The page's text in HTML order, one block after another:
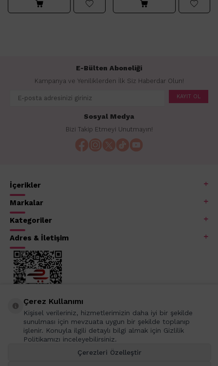
E-Bülten Aboneliği
Kampanya ve Yeniliklerden İlk Siz Haberdar Olun!
KAYIT OL
Sosyal Medya
Bizi Takip Etmeyi Unutmayın!
İçerikler
Markalar
Kategoriler
Adres & İletişim
Çerez Kullanımı
Kişisel verileriniz, hizmetlerimizin daha iyi bir şekilde
sunulması için mevzuata uygun bir şekilde toplanıp
işlenir. Konuyla ilgili detaylı bilgi almak için Gizlilik
Politikamızı inceleyebilirsiniz.
Çerezleri Özelleştir